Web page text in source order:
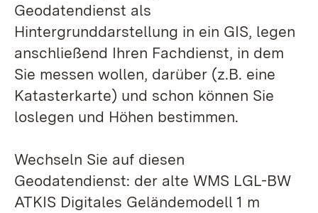
Geodatendienst als
Hintergrunddarstellung in ein GIS, legen
anschließend Ihren Fachdienst, in dem
Sie messen wollen, darüber (z.B. eine
Katasterkarte) und schon können Sie
loslegen und Höhen bestimmen.
Wechseln Sie auf diesen
Geodatendienst: der alte WMS LGL-BW
ATKIS Digitales Geländemodell 1 m